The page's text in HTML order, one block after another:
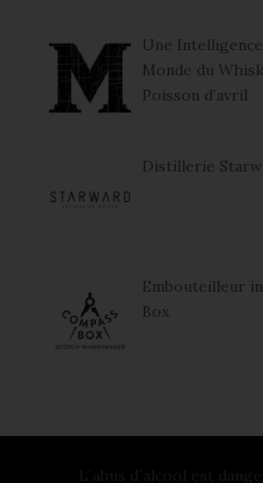
Une
Monde du
Poisson d’avril
Distillerie
Embouteilleur
Box